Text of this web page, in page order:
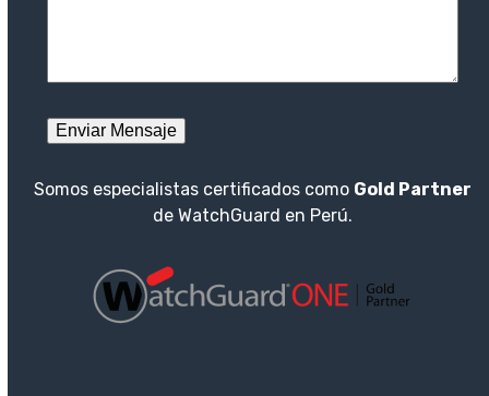
Somos especialistas certificados como Gold Partner
de WatchGuard en Perú.